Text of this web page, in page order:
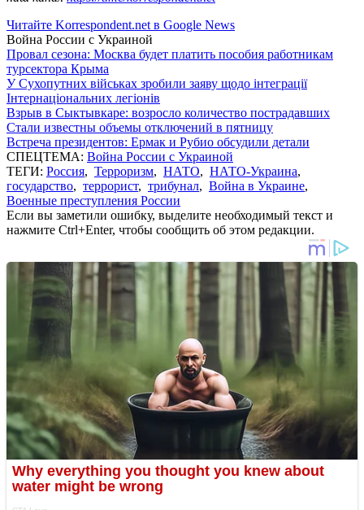
Читайте Korrespondent.net в Google News
Война России с Украиной
Провал сезона: Москва будет платить пособия работникам
турсектора Крыма
У Сухопутних військах зробили заяву щодо інтеграції
Інтернаціональних легіонів
Взрыв в Сыктывкаре: возросло количество пострадавших
Стали известны объемы отключений в пятницу
Встреча президентов: Ермак и Рубио обсудили детали
СПЕЦТЕМА: Война России с Украиной
ТЕГИ: Россия, Терроризм, НАТО, НАТО-Украина,
государство, террорист, трибунал, Война в Украине,
Военные преступления России
Если вы заметили ошибку, выделите необходимый текст и
нажмите Ctrl+Enter, чтобы сообщить об этом редакции.